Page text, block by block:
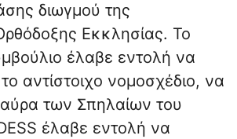
διωγμού της
Εκκλησίας. Το
έλαβε εντολή να
αντίστοιχο νομοσχέδιο, να
των Σπηλαίων του
έλαβε εντολή να